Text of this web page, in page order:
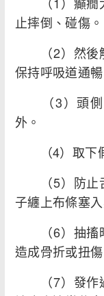
綜合
止摔倒、碰傷。
（2）然後解
保持呼吸道通暢
（3）頭側
外。
（4）取下假
（5）防止
子纏上布條塞
（6）抽搐
造成骨折或扭傷
（7）發作過